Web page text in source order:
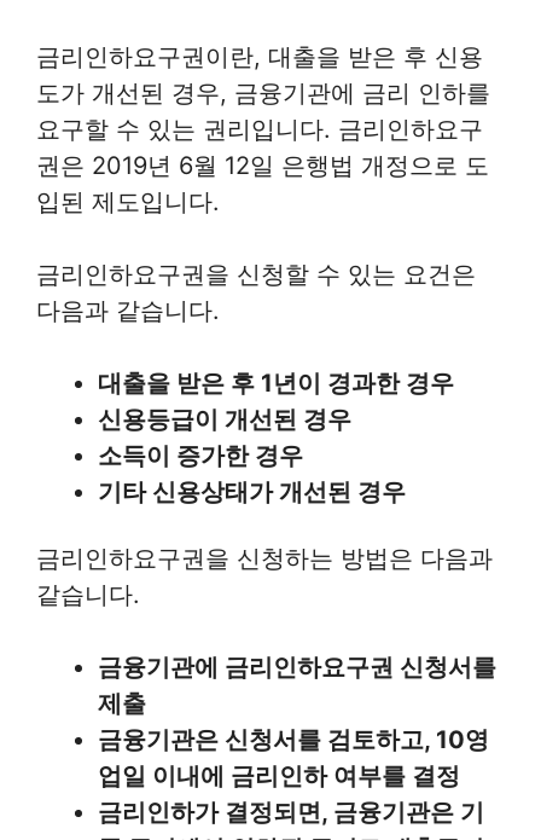
금리인하요구권이란, 대출을 받은 후 신용
도가 개선된 경우, 금융기관에 금리 인하를
요구할 수 있는 권리입니다. 금리인하요구
권은 2019년 6월 12일 은행법 개정으로 도
입된 제도입니다.
금리인하요구권을 신청할 수 있는 요건은
다음과 같습니다.
대출을 받은 후 1년이 경과한 경우
신용등급이 개선된 경우
소득이 증가한 경우
기타 신용상태가 개선된 경우
금리인하요구권을 신청하는 방법은 다음과
같습니다.
금융기관에 금리인하요구권 신청서를
제출
금융기관은 신청서를 검토하고, 10영
업일 이내에 금리인하 여부를 결정
금리인하가 결정되면, 금융기관은 기